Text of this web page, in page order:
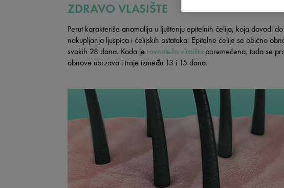
ZDRAVO VLASIŠTE
Perut karakteriše anomalija u ljuštenju epitelnih ćelija, koja dovodi
nakupljanja ljuspica i ćelijskih ostataka. Epitelne ćelije se obično
svakih 28 dana. Kada je ravnoteža vlasišta poremećena, tada se
obnove ubrzava i traje između 13 i 15 dana.